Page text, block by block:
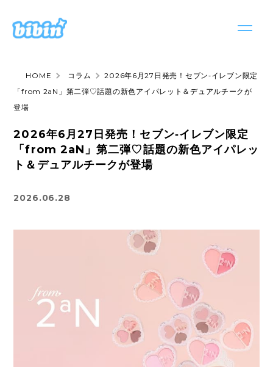
サービス
bibin seeding
bibin casting
会社情報
한국어
HOME コラム
2026年6月27日発売！セブン‐イレブン限定
「from 2aN」第二弾♡話題の新色アイパレット＆デュアルチークが
登場
2026年6月27日発売！セブン‐イレブン限定
「from 2aN」第二弾♡話題の新色アイパレッ
ト＆デュアルチークが登場
2026.06.28